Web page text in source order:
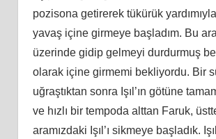
pozisona getirerek tükürük
yavaş içine girmeye başladım. Bu
üzerinde gidip gelmeyi durdurmuş
olarak içine girmemi bekliyordu. Bir
uğraştıktan sonra Işıl’ın götüne
ve hızlı bir tempoda alttan Faruk,
aramızdaki Işıl’ı sikmeye başladık.